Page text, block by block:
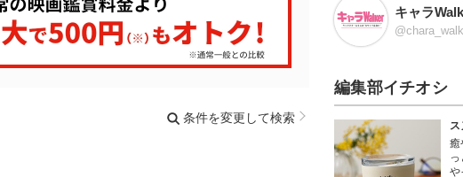
条件を変更して検索
キャラ
編集部イチオシ
ス
癒
や